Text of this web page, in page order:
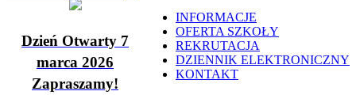
INFORMACJE
OFERTA SZKOŁY
REKRUTACJA
DZIENNIK ELEKTRONICZNY
KONTAKT
Dzień Otwarty 7
marca 2026
Zapraszamy!